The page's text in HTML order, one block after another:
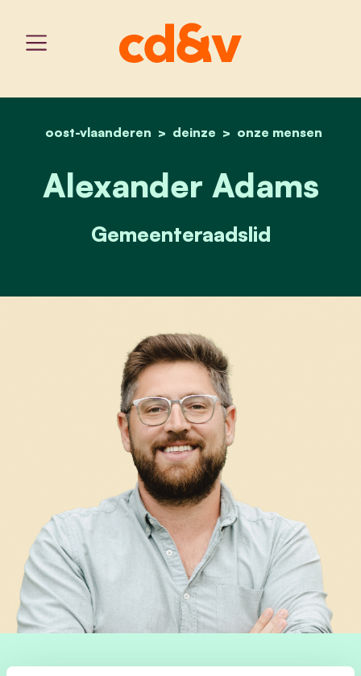
home
oost-vlaanderen deinze onze mensen
alexander adams
Alexander Adams
Gemeenteraadslid